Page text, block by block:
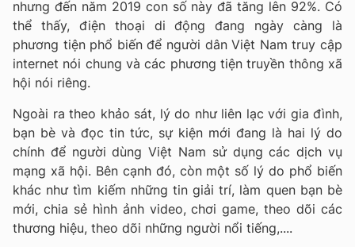
nhưng đến năm 2019 con số này đã tăng lên 92%. Có
thể thấy, điện thoại di động đang ngày càng là
phương tiện phổ biến để người dân Việt Nam truy cập
internet nói chung và các phương tiện truyền thông xã
hội nói riêng.
Ngoài ra theo khảo sát, lý do như liên lạc với gia đình,
bạn bè và đọc tin tức, sự kiện mới đang là hai lý do
chính để người dùng Việt Nam sử dụng các dịch vụ
mạng xã hội. Bên cạnh đó, còn một số lý do phổ biến
khác như tìm kiếm những tin giải trí, làm quen bạn bè
mới, chia sẻ hình ảnh video, chơi game, theo dõi các
thương hiệu, theo dõi những người nổi tiếng,....